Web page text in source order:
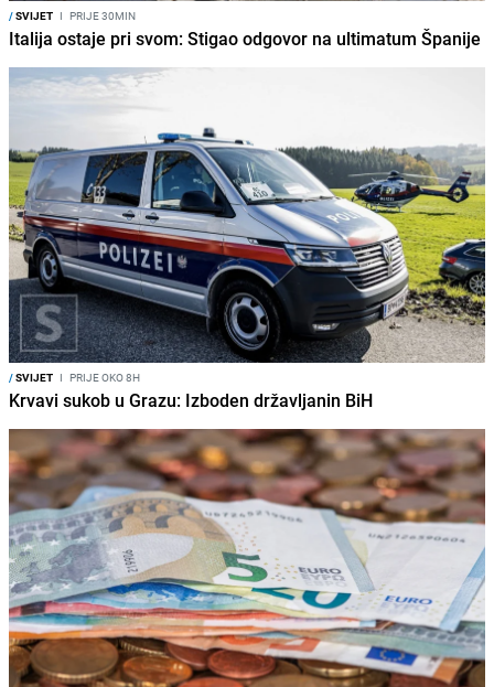
/SVIJET I PRIJE 30MIN
Italija ostaje pri svom: Stigao odgovor na ultimatum Španije
/SVIJET I PRIJE OKO 8H
Krvavi sukob u Grazu: Izboden državljanin BiH